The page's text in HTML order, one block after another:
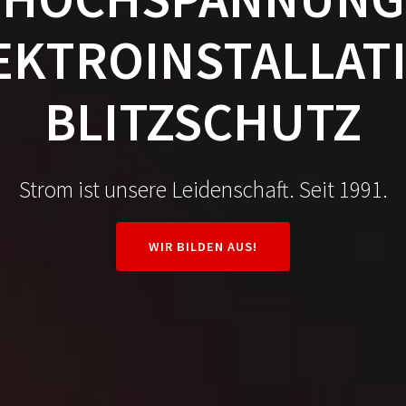
BLITZSCHUTZ
Strom ist unsere Leidenschaft. Seit 1991.
WIR BILDEN AUS!